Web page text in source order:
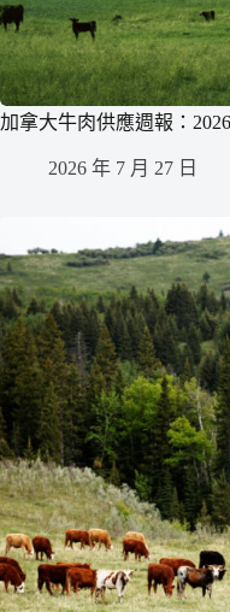
加拿大牛肉供應週報：
2026 年 7 月 27 日